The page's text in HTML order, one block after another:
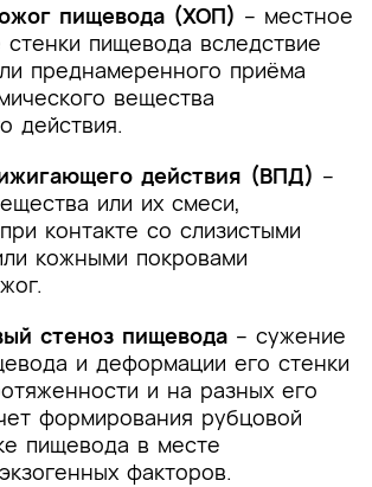
Методология разработки
рекомендаций
Справочные материалы,
показаний к
противопоказаний, способов
доз лекарственных препаратов,
применению лекарственного
Алгоритмы действий врача
Информация для пациента
ГN. Шкалы оценки, вопросники
инструменты состояния
в клинических
пищевода (ХОП) – местное
пищевода вследствие
преднамеренного приёма
вещества
действия.
действия (ВПД) –
или их смеси,
контакте со слизистыми
кожными покровами
стеноз пищевода – сужение
и деформации его стенки
и на разных его
формирования рубцовой
пищевода в месте
факторов.